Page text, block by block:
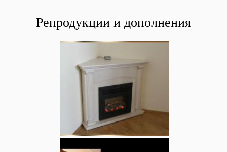
Репродукции и дополнения